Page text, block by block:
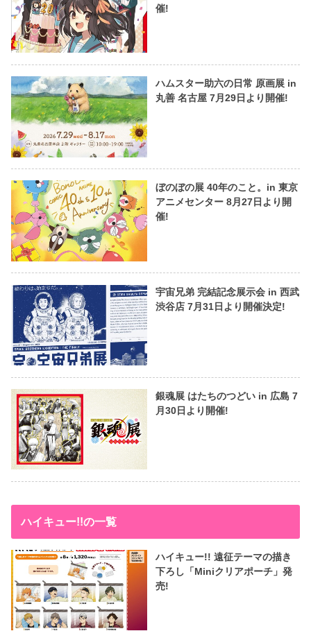
催!
ハムスター助六の日常 原画展 in
丸善 名古屋 7月29日より開催!
ぼのぼの展 40年のこと。in 東京
アニメセンター 8月27日より開
催!
宇宙兄弟 完結記念展示会 in 西武
渋谷店 7月31日より開催決定!
銀魂展 はたちのつどい in 広島 7
月30日より開催!
ハイキュー!!の一覧
ハイキュー!! 遠征テーマの描き
下ろし「Miniクリアポーチ」発
売!